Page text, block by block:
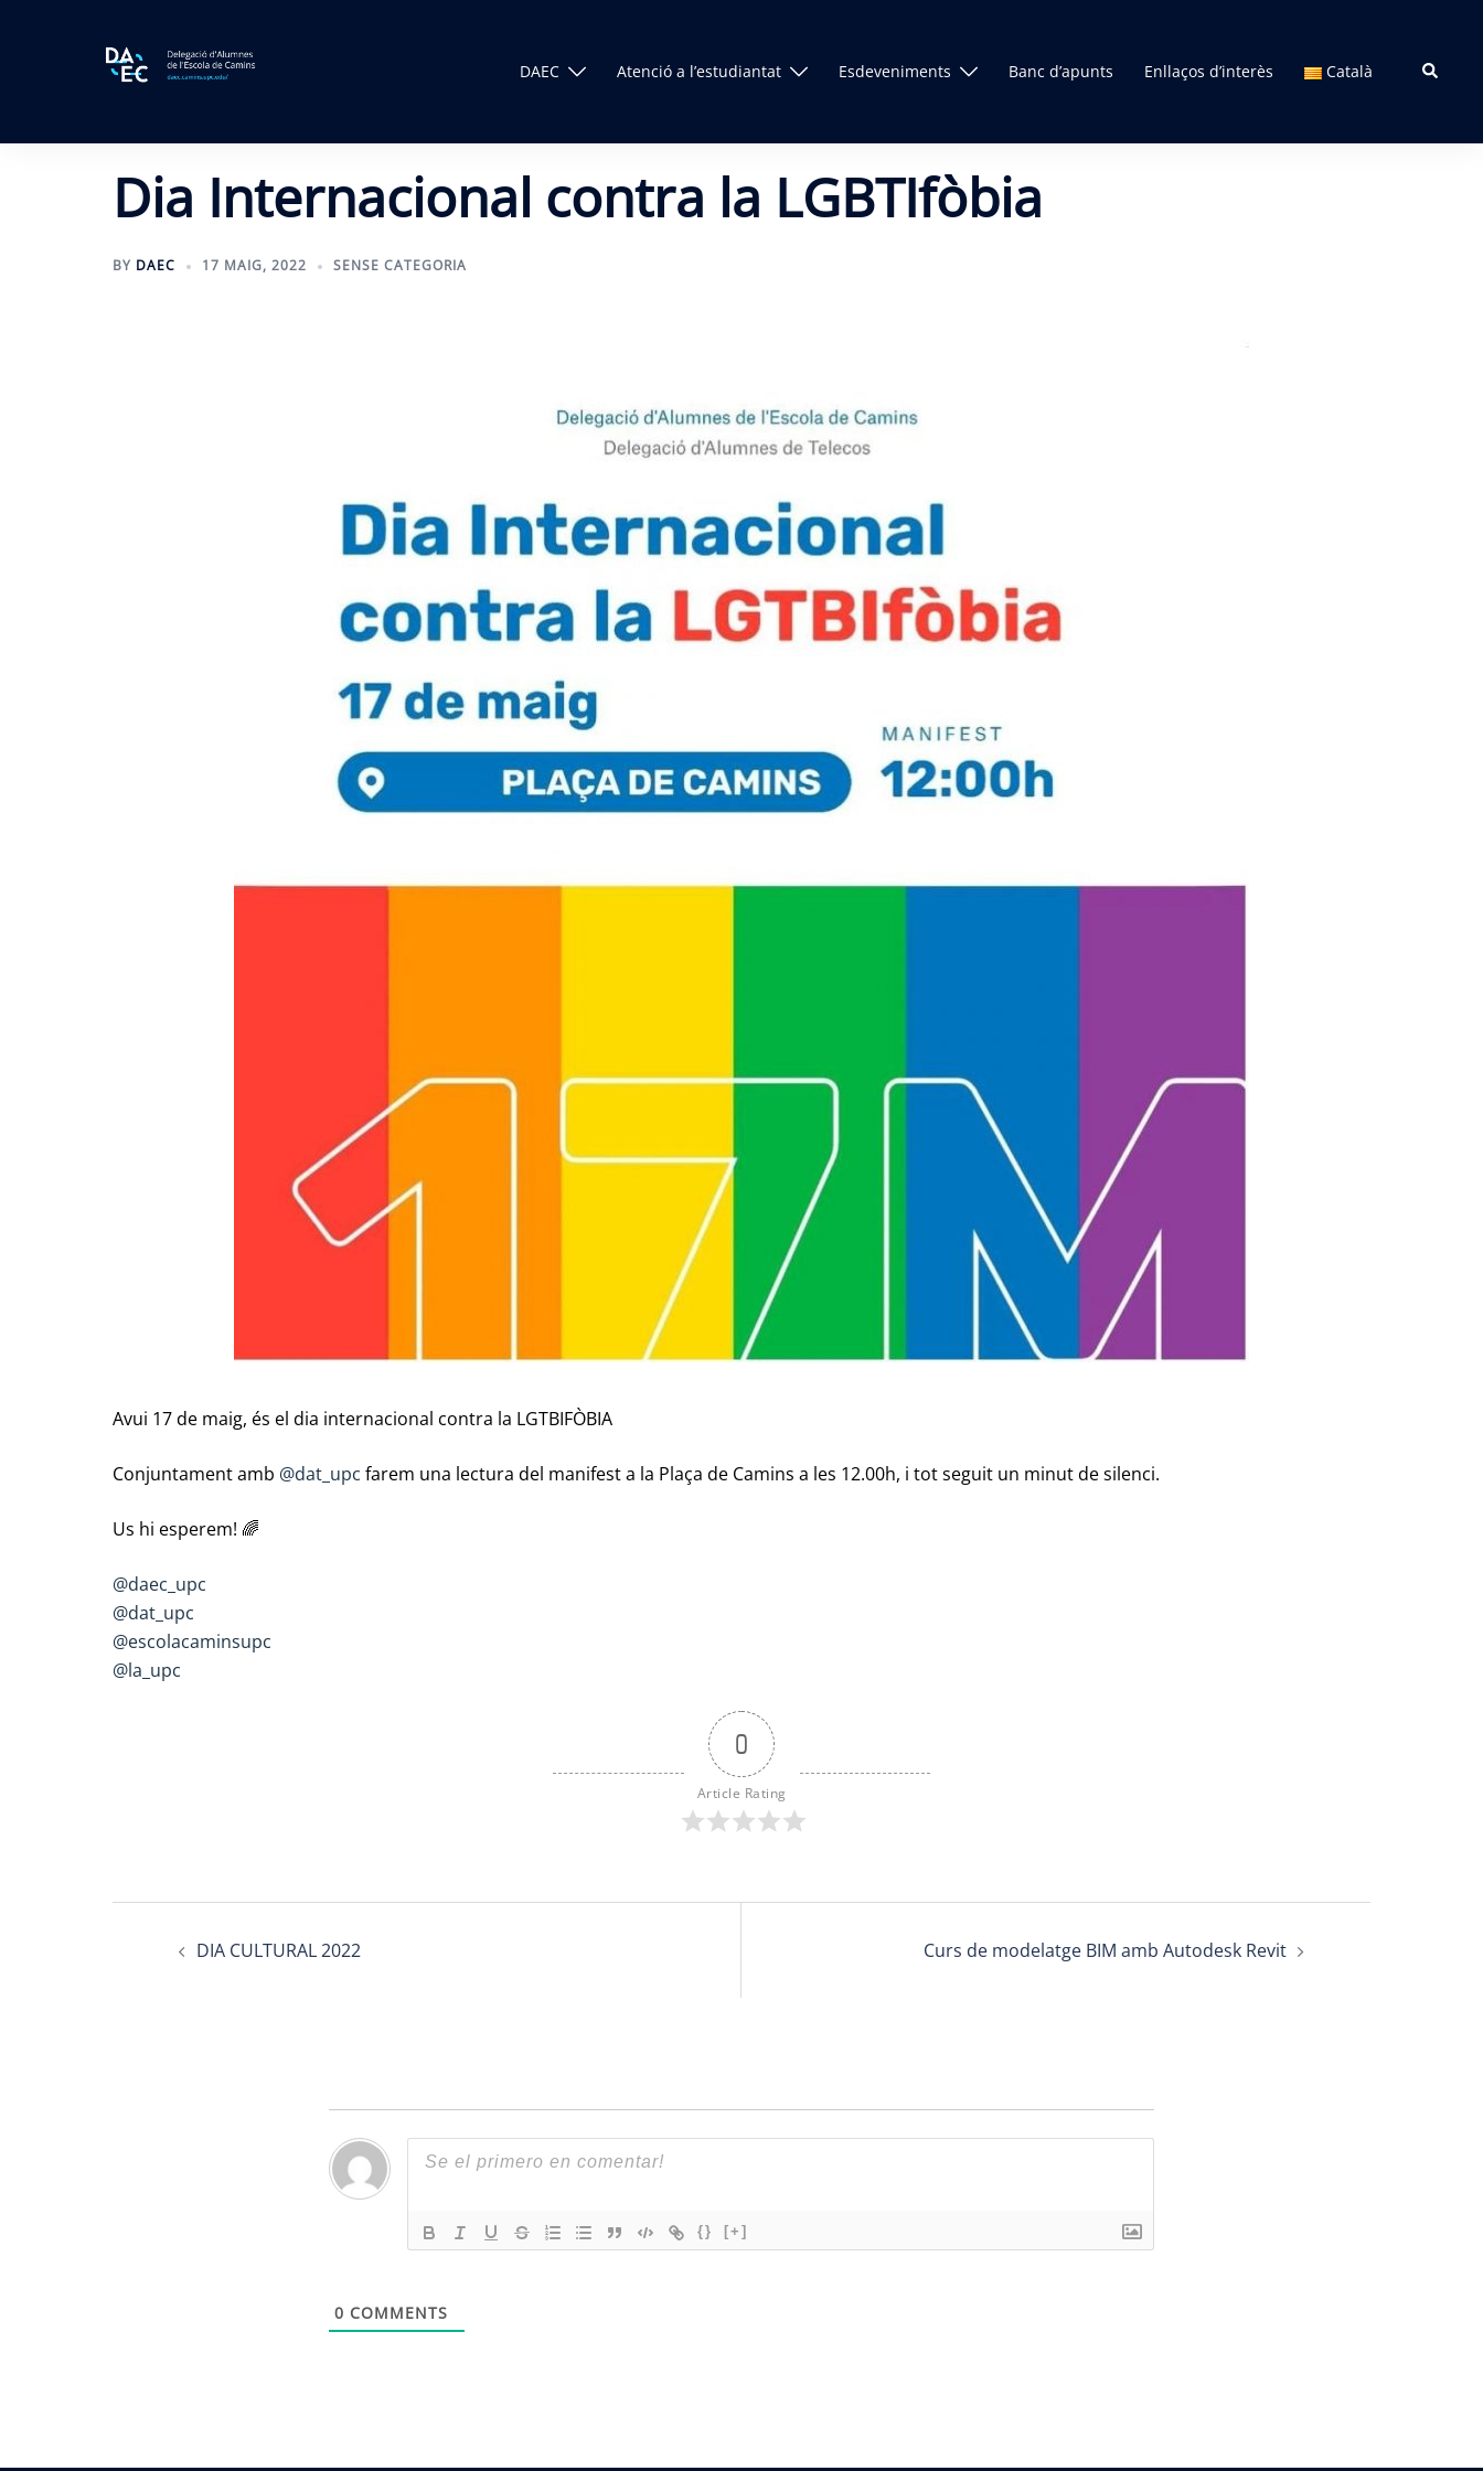
DAEC Atenció a l’estudiantat Esdeveniments Banc d’apunts Enllaços d’interès Català Search
Dia Internacional contra la LGBTIfòbia
BY DAEC 17 MAIG, 2022 SENSE CATEGORIA
Avui 17 de maig, és el dia internacional contra la LGTBIFÒBIA
Conjuntament amb @dat_upc farem una lectura del manifest a la Plaça de Camins a les 12.00h, i tot seguit un minut de silenci.
Us hi esperem! 🌈
@daec_upc
@dat_upc
@escolacaminsupc
@la_upc
0
Article Rating
PostDIA CULTURAL 2022 Curs de modelatge BIM amb Autodesk Revit
{} [+]
0 COMMENTS